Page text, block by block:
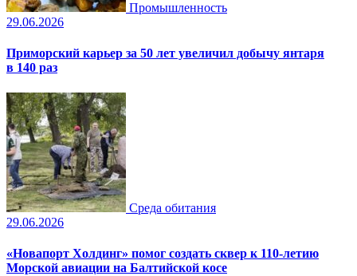
Промышленность
29.06.2026
Приморский карьер за 50 лет увеличил добычу янтаря
в 140 раз
Среда обитания
29.06.2026
«Новапорт Холдинг» помог создать сквер к 110-летию
Морской авиации на Балтийской косе